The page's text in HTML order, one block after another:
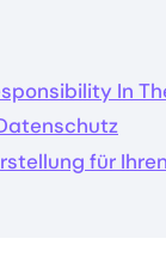
In
für